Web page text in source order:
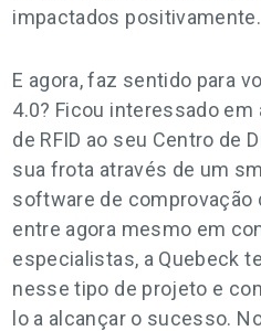
impactados positivamente.
E agora, faz sentido para
4.0? Ficou interessado
de RFID ao seu Centro de
sua frota através de um
software de comprovação
entre agora mesmo em
especialistas, a Quebeck
nesse tipo de projeto e
lo a alcançar o sucesso.